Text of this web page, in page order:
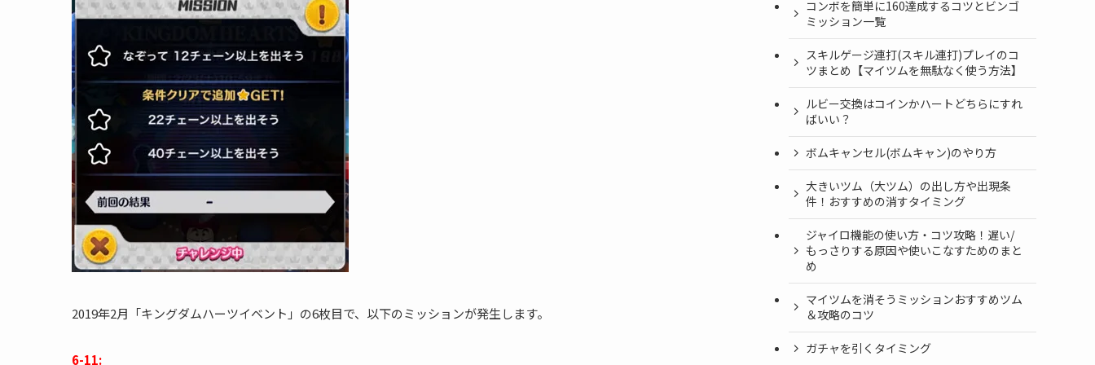
2019年2月「キングダムハーツイベント」の6枚目で、以下のミッションが発生します。
6-11:
コンボを簡単に160達成するコツとビンゴ
ミッション一覧
スキルゲージ連打(スキル連打)プレイのコ
ツまとめ【マイツムを無駄なく使う方法】
ルビー交換はコインかハートどちらにすれ
ばいい？
ボムキャンセル(ボムキャン)のやり方
大きいツム（大ツム）の出し方や出現条
件！おすすめの消すタイミング
ジャイロ機能の使い方・コツ攻略！遅い/
もっさりする原因や使いこなすためのまと
め
マイツムを消そうミッションおすすめツム
＆攻略のコツ
ガチャを引くタイミング